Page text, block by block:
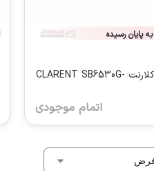
به پایان رسیده
دوربین مداربسته کلارنت CLARENT SB6530G-
اتمام موجودی